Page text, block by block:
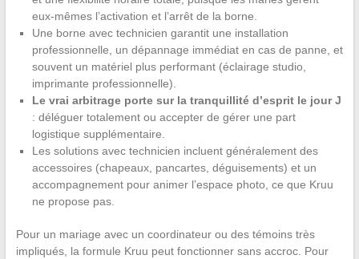
eux-mêmes l’activation et l’arrêt de la borne.
Une borne avec technicien garantit une installation
professionnelle, un dépannage immédiat en cas de panne, et
souvent un matériel plus performant (éclairage studio,
imprimante professionnelle).
Le vrai arbitrage porte sur la tranquillité d’esprit le jour J
: déléguer totalement ou accepter de gérer une part
logistique supplémentaire.
Les solutions avec technicien incluent généralement des
accessoires (chapeaux, pancartes, déguisements) et un
accompagnement pour animer l’espace photo, ce que Kruu
ne propose pas.
Pour un mariage avec un coordinateur ou des témoins très
impliqués, la formule Kruu peut fonctionner sans accroc. Pour